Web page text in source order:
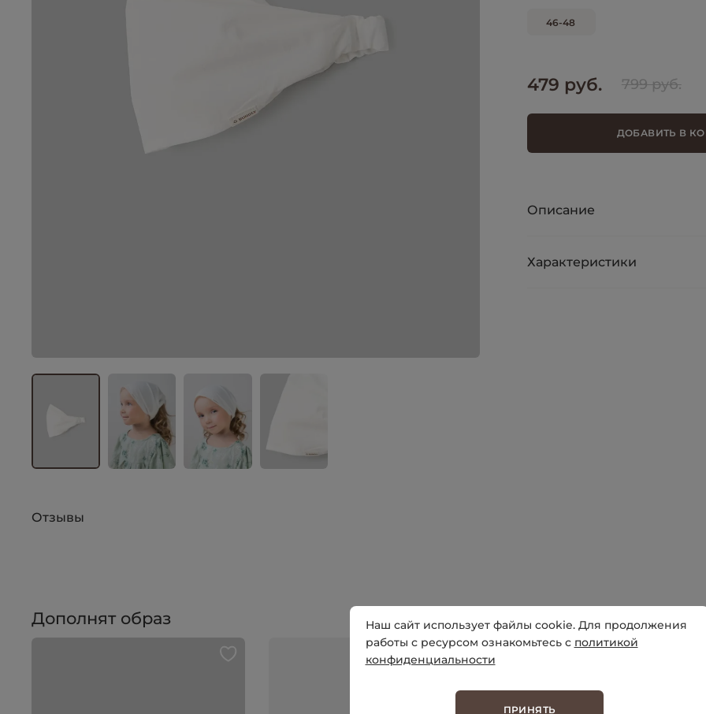
46-48
479 руб. 799 руб.
ДОБАВИТЬ В
Описание
Характеристики
Отзывы
Дополнят образ
Наш сайт использует файлы cookie. Для продолжения
работы с ресурсом ознакомьтесь с политикой
конфиденциальности
ПРИНЯТЬ